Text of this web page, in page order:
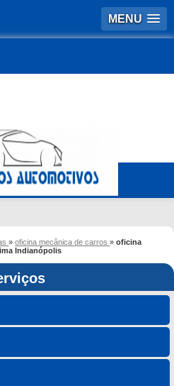
MENU
»oficina mecânica de carros»oficina
Indianópolis